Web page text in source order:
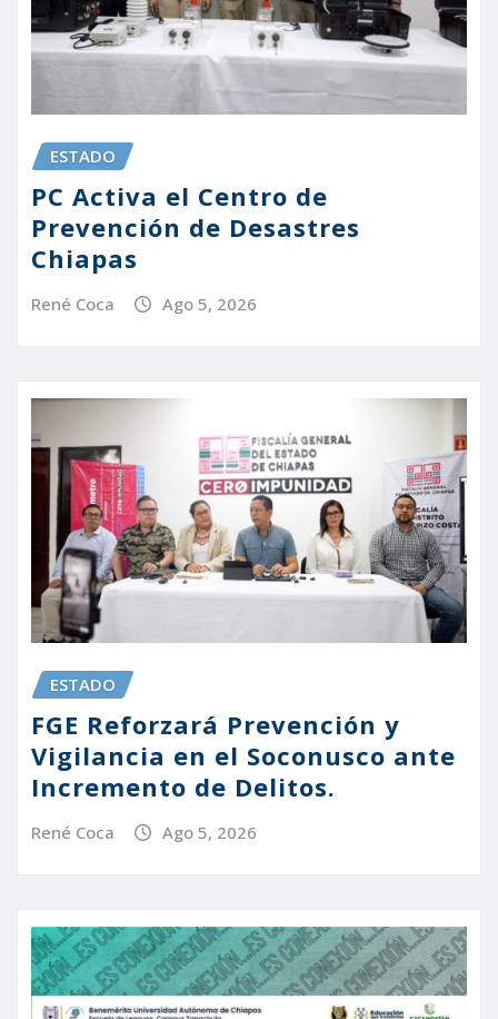
ESTADO
PC Activa el Centro de
Prevención de Desastres
Chiapas
René Coca Ago 5, 2026
ESTADO
FGE Reforzará Prevención y
Vigilancia en el Soconusco ante
Incremento de Delitos.
René Coca Ago 5, 2026